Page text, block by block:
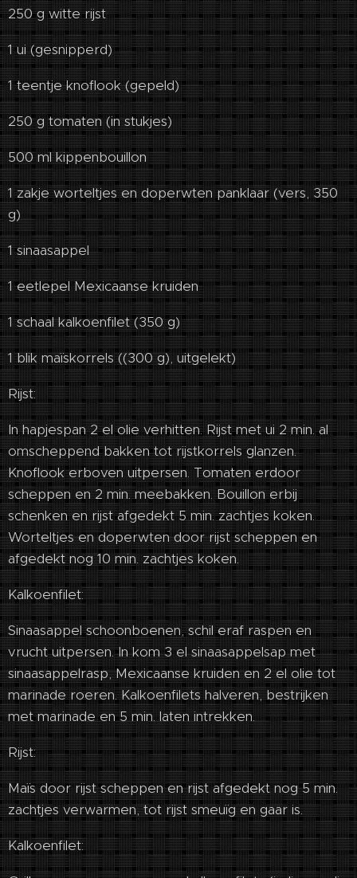
250 g witte rijst
1 ui (gesnipperd)
1 teentje knoflook (gepeld)
250 g tomaten (in stukjes)
500 ml kippenbouillon
1 zakje worteltjes en doperwten panklaar (vers, 350
g)
1 sinaasappel
1 eetlepel Mexicaanse kruiden
1 schaal kalkoenfilet (350 g)
1 blik maïskorrels ((300 g), uitgelekt)
Rijst:
In hapjespan 2 el olie verhitten. Rijst met ui 2 min. al
omscheppend bakken tot rijstkorrels glanzen.
Knoflook erboven uitpersen. Tomaten erdoor
scheppen en 2 min. meebakken. Bouillon erbij
schenken en rijst afgedekt 5 min. zachtjes koken.
Worteltjes en doperwten door rijst scheppen en
afgedekt nog 10 min. zachtjes koken.
Kalkoenfilet:
Sinaasappel schoonboenen, schil eraf raspen en
vrucht uitpersen. In kom 3 el sinaasappelsap met
sinaasappelrasp, Mexicaanse kruiden en 2 el olie tot
marinade roeren. Kalkoenfilets halveren, bestrijken
met marinade en 5 min. laten intrekken.
Rijst:
Maïs door rijst scheppen en rijst afgedekt nog 5 min.
zachtjes verwarmen, tot rijst smeuïg en gaar is.
Kalkoenfilet: